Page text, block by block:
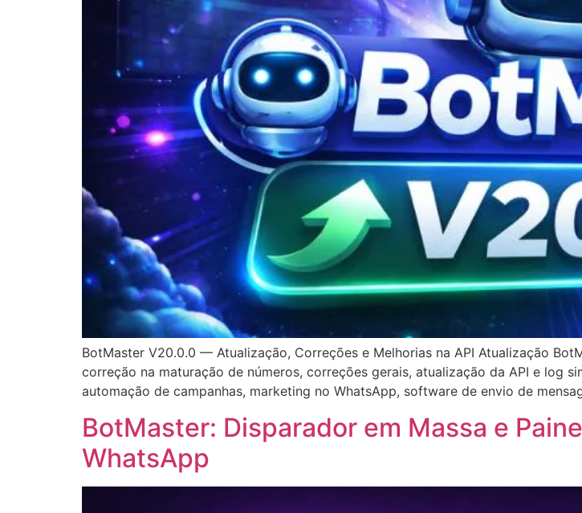
BotMaster V20.0.0 — Atualização, Correções e Melhorias na API Atualização
correção na maturação de números, correções gerais, atualização da API e log
automação de campanhas, marketing no WhatsApp, software de envio de
BotMaster: Disparador em Massa e
WhatsApp